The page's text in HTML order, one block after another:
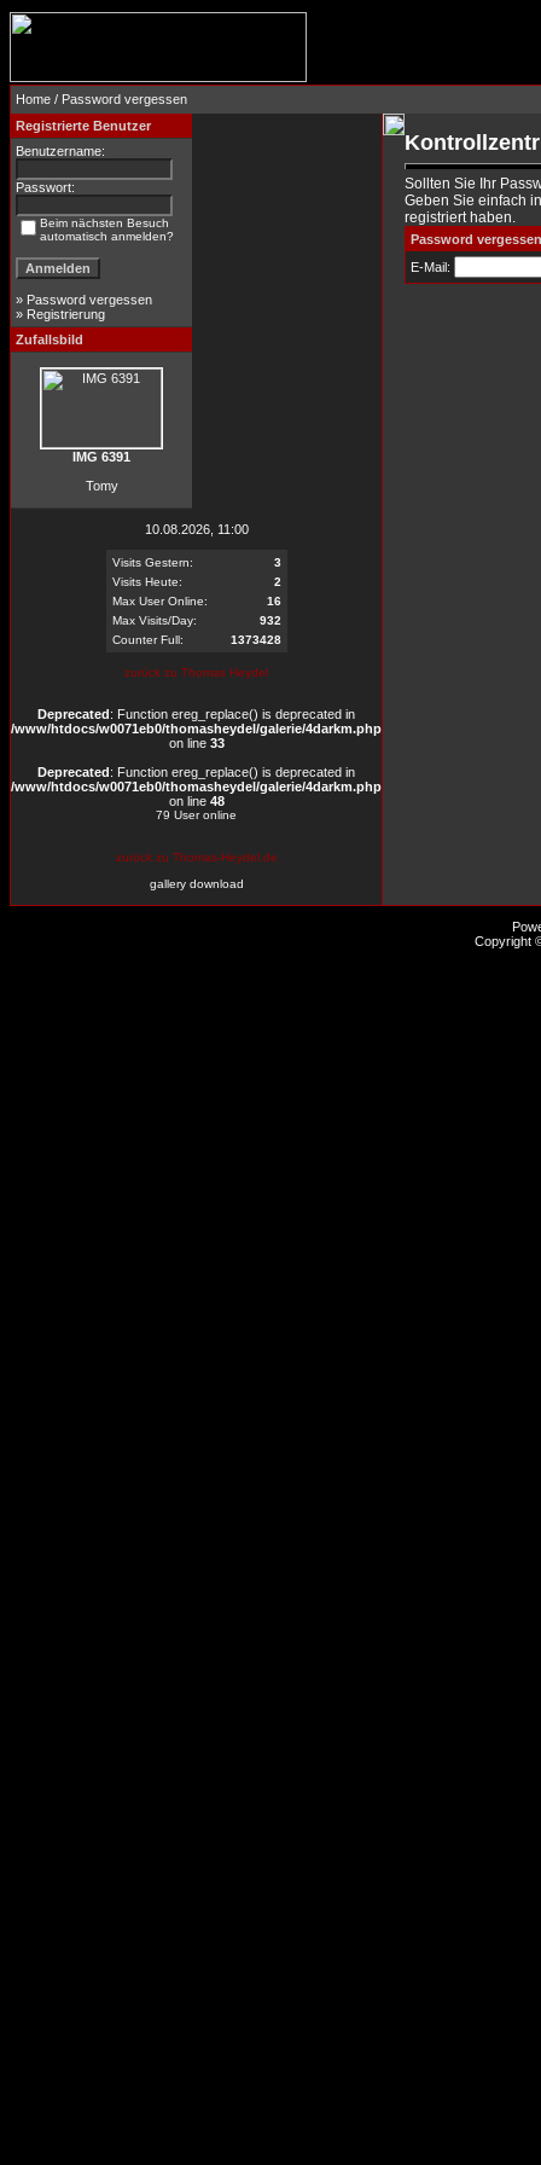
Home / Password vergessen
Registrierte Benutzer
Benutzername:
Passwort:
Beim nächsten Besuch
automatisch anmelden?
» Password vergessen
» Registrierung
Zufallsbild
IMG 6391
Tomy
10.08.2026, 11:00
Visits Gestern:
3
Visits Heute:
2
Max User Online:
16
Max Visits/Day:
932
Counter Full:
1373428
zurück zu Thomas Heydel
Deprecated: Function ereg_replace() is deprecated in
/www/htdocs/w0071eb0/thomasheydel/galerie/4darkm.php
on line 33
Deprecated: Function ereg_replace() is deprecated in
/www/htdocs/w0071eb0/thomasheydel/galerie/4darkm.php
on line 48
79 User online
zurück zu Thomas-Heydel.de
gallery download
Sollten Sie Ihr
Geben Sie einfach
registriert haben.
Password vergessen
E-Mail:
Copyright